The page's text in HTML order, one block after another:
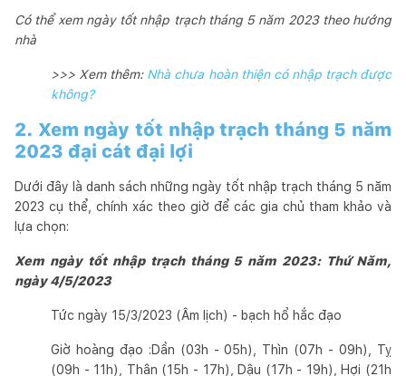
Có thể xem ngày tốt nhập trạch tháng 5 năm 2023 theo hướng
nhà
>>> Xem thêm: Nhà chưa hoàn thiện có nhập trạch được
không?
2. Xem ngày tốt nhập trạch tháng 5 năm
2023 đại cát đại lợi
Dưới đây là danh sách những ngày tốt nhập trạch tháng 5 năm
2023 cụ thể, chính xác theo giờ để các gia chủ tham khảo và
lựa chọn:
Xem ngày tốt nhập trạch tháng 5 năm 2023: Thứ Năm,
ngày 4/5/2023
Tức ngày 15/3/2023 (Âm lịch) - bạch hổ hắc đạo
Giờ hoàng đạo :Dần (03h - 05h), Thìn (07h - 09h), Tỵ
(09h - 11h), Thân (15h - 17h), Dậu (17h - 19h), Hợi (21h